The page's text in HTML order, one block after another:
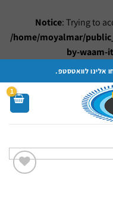
Notice: Trying to
/home/moyalmar/
by-waam-
אלינו לוואטסטפ.